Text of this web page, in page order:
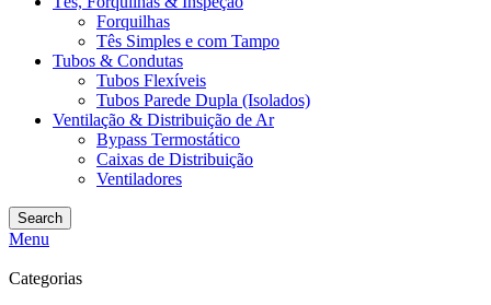
Forquilhas
Tês Simples e com Tampo
Tubos & Condutas
Tubos Flexíveis
Tubos Parede Dupla (Isolados)
Ventilação & Distribuição de Ar
Bypass Termostático
Caixas de Distribuição
Ventiladores
Search
Menu
Categorias